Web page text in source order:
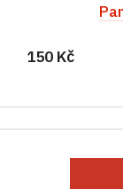
150 Kč